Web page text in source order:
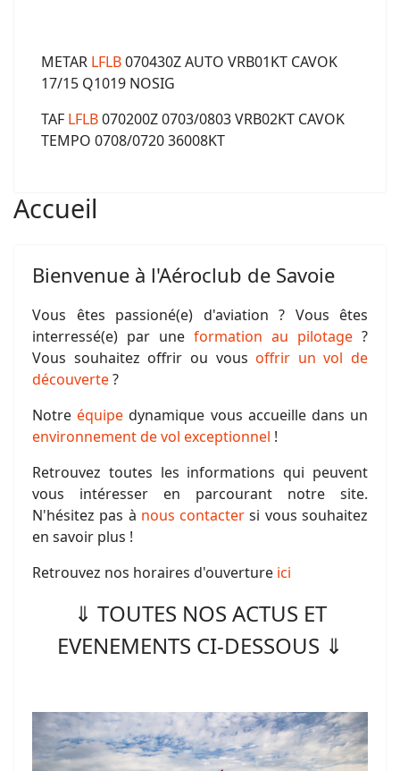
METAR LFLB070430Z AUTO VRB01KT CAVOK
17/15 Q1019 NOSIG
TAF LFLB070200Z 0703/0803 VRB02KT CAVOK
TEMPO 0708/0720 36008KT
Accueil
Bienvenue à l'Aéroclub de Savoie
Vous êtes passioné(e) d'aviation ? Vous êtes
interressé(e) par une formation au pilotage ?
Vous souhaitez offrir ou vousoffrir un vol de
découverte?
Notreéquipe dynamique vous accueille dans un
environnement de vol exceptionnel !
Retrouvez toutes les informations qui peuvent
vous intéresser en parcourant notre site.
N'hésitez pas à nous contacter si vous souhaitez
en savoir plus !
Retrouvez nos horaires d'ouverture ici
⇓ TOUTES NOS ACTUS ET
EVENEMENTS CI-DESSOUS ⇓